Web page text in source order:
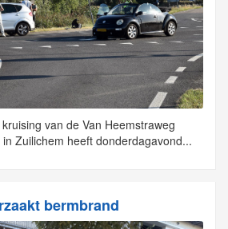
van de Van Heemstraweg
Zuilichem heeft donderdagavond...
bermbrand